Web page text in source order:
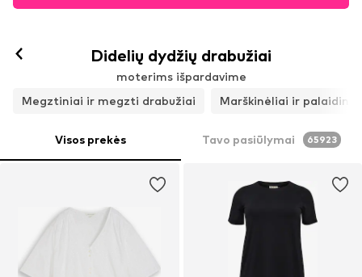
Didelių dydžių drabužiai
moterims išpardavime
Megztiniai ir megzti drabužiai
Marškinėliai ir palaidinės
Visos prekės Tavo pasiūlymai 65923